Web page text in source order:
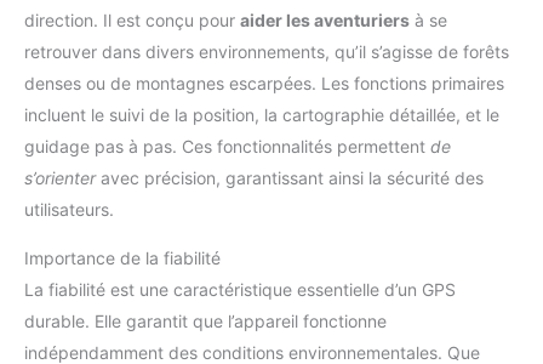
direction. Il est conçu pour aider les aventuriers à se
retrouver dans divers environnements, qu’il s’agisse de forêts
denses ou de montagnes escarpées. Les fonctions primaires
incluent le suivi de la position, la cartographie détaillée, et le
guidage pas à pas. Ces fonctionnalités permettent de
s’orienteravec précision, garantissant ainsi la sécurité des
utilisateurs.
Importance de la fiabilité
La fiabilité est une caractéristique essentielle d’un GPS
durable. Elle garantit que l’appareil fonctionne
indépendamment des conditions environnementales. Que